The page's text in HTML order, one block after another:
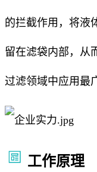
的拦截作用，将液
留在滤袋内部，从
过滤领域中应用最
工作原理